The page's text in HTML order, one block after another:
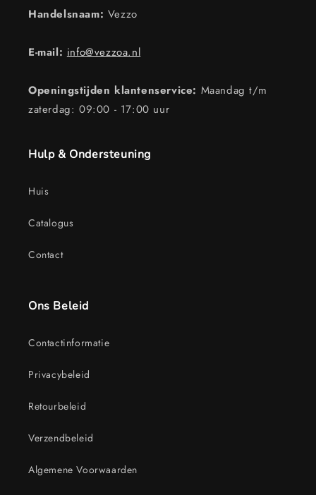
Handelsnaam: Vezzo
E-mail: info@vezzoa.nl
Openingstijden klantenservice: Maandag t/m
zaterdag: 09:00 - 17:00 uur
Hulp & Ondersteuning
Huis
Catalogus
Contact
Ons Beleid
Contactinformatie
Privacybeleid
Retourbeleid
Verzendbeleid
Algemene Voorwaarden